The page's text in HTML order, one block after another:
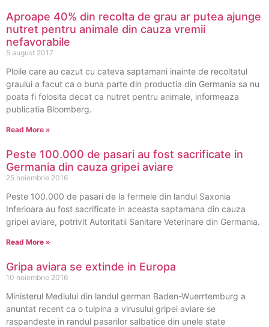
Aproape 40% din recolta de grau ar putea ajunge
nutret pentru animale din cauza vremii
nefavorabile
5 august 2017
Ploile care au cazut cu cateva saptamani inainte de recoltatul
graului a facut ca o buna parte din productia din Germania sa nu
poata fi folosita decat ca nutret pentru animale, informeaza
publicatia Bloomberg.
Read More »
Peste 100.000 de pasari au fost sacrificate in
Germania din cauza gripei aviare
25 noiembrie 2016
Peste 100.000 de pasari de la fermele din landul Saxonia
Inferioara au fost sacrificate in aceasta saptamana din cauza
gripei aviare, potrivit Autoritatii Sanitare Veterinare din Germania.
Read More »
Gripa aviara se extinde in Europa
10 noiembrie 2016
Ministerul Mediului din landul german Baden-Wuerrtemburg a
anuntat recent ca o tulpina a virusului gripei aviare se
raspandeste in randul pasarilor salbatice din unele state